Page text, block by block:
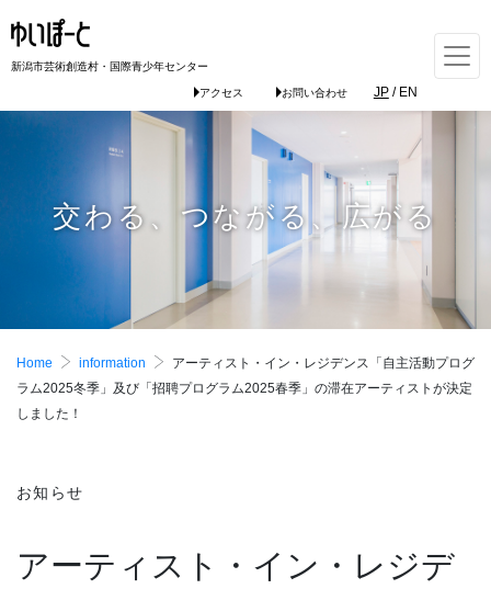
交わる、つながる、広がる
新潟市芸術創造村・国際青少年センター
アクセス お問い合わせ JP/ EN
Home information
アーティスト・イン・レジデンス「自主活動プログ
ラム2025冬季」及び「招聘プログラム2025春季」の滞在アーティストが決定
しました！
お知らせ
アーティスト・イン・レジデ